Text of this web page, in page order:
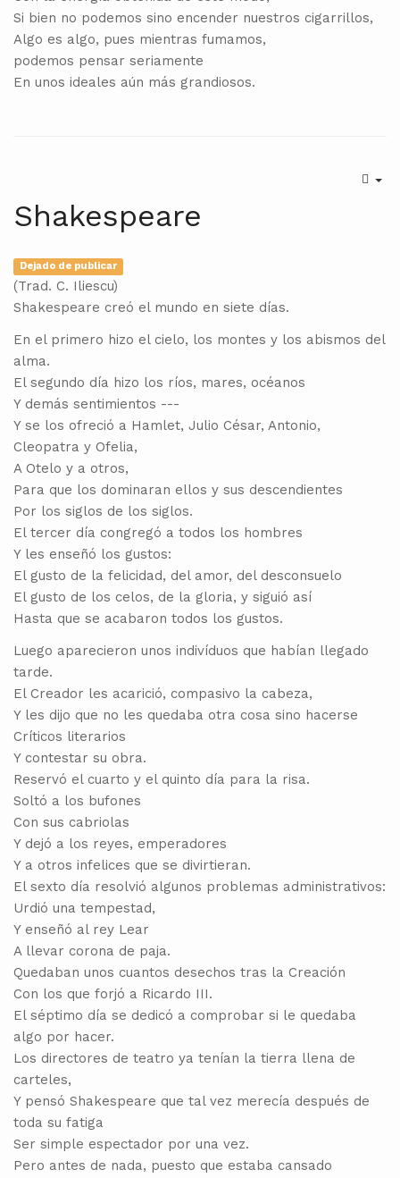
Si bien no podemos sino encender nuestros cigarrillos,
Algo es algo, pues mientras fumamos,
podemos pensar seriamente
En unos ideales aún más grandiosos.
Shakespeare
Dejado de publicar
(Trad. C. Iliescu)
Shakespeare creó el mundo en siete días.
En el primero hizo el cielo, los montes y los abismos del
alma.
El segundo día hizo los ríos, mares, océanos
Y demás sentimientos ---
Y se los ofreció a Hamlet, Julio César, Antonio,
Cleopatra y Ofelia,
A Otelo y a otros,
Para que los dominaran ellos y sus descendientes
Por los siglos de los siglos.
El tercer día congregó a todos los hombres
Y les enseñó los gustos:
El gusto de la felicidad, del amor, del desconsuelo
El gusto de los celos, de la gloria, y siguió así
Hasta que se acabaron todos los gustos.
Luego aparecieron unos indivíduos que habían llegado
tarde.
El Creador les acarició, compasivo la cabeza,
Y les dijo que no les quedaba otra cosa sino hacerse
Críticos literarios
Y contestar su obra.
Reservó el cuarto y el quinto día para la risa.
Soltó a los bufones
Con sus cabriolas
Y dejó a los reyes, emperadores
Y a otros infelices que se divirtieran.
El sexto día resolvió algunos problemas administrativos:
Urdió una tempestad,
Y enseñó al rey Lear
A llevar corona de paja.
Quedaban unos cuantos desechos tras la Creación
Con los que forjó a Ricardo III.
El séptimo día se dedicó a comprobar si le quedaba
algo por hacer.
Los directores de teatro ya tenían la tierra llena de
carteles,
Y pensó Shakespeare que tal vez merecía después de
toda su fatiga
Ser simple espectador por una vez.
Pero antes de nada, puesto que estaba cansado